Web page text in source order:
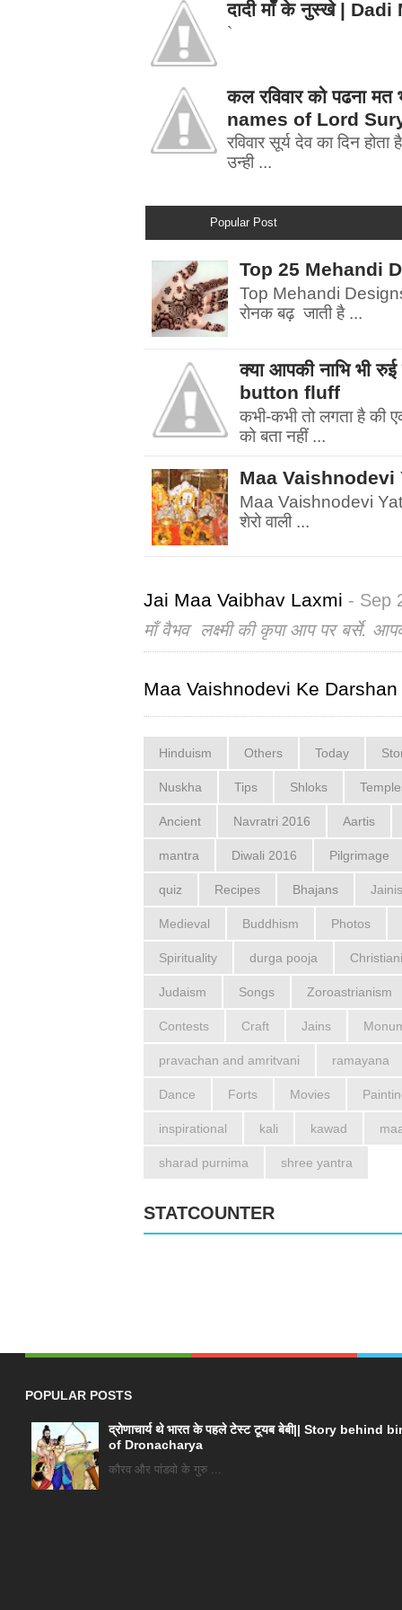
दादी माँ के नुस्खे |
`
कल रविवार को पढना
names of Lord
रविवार सूर्य देव का दिन
उन्ही ...
Popular Post
Top 25 Mehandi
Top Mehandi
रोनक बढ़ जाती है ...
क्या आपकी नाभि भी
button fluff
कभी-कभी तो लगता है की
को बता नहीं ...
Maa Vaishnodevi
Maa Vaishnodevi
शेरो वाली ...
Jai Maa Vaibhav Laxmi - Sep
माँ वैभव लक्ष्मी की कृपा आप पर बर्से.
Maa Vaishnodevi Ke Darshan
Hinduism Others Today
Nuskha Tips Shloks
Ancient Navratri 2016 Aartis
mantra Diwali 2016 Pilgrimage
quiz Recipes Bhajans
Medieval Buddhism Photos
Spirituality durga pooja
Judaism Songs Zoroastrianism
Contests Craft Jains
pravachan and amritvani ramayana
Dance Forts Movies
inspirational kali kawad
sharad purnima shree yantra
STATCOUNTER
POPULAR POSTS
द्रोणाचार्य थे भारत के पहले टेस्ट टूयब बेबी|| Story behind
of Dronacharya
कौरव और पांडवो के गुरु ...